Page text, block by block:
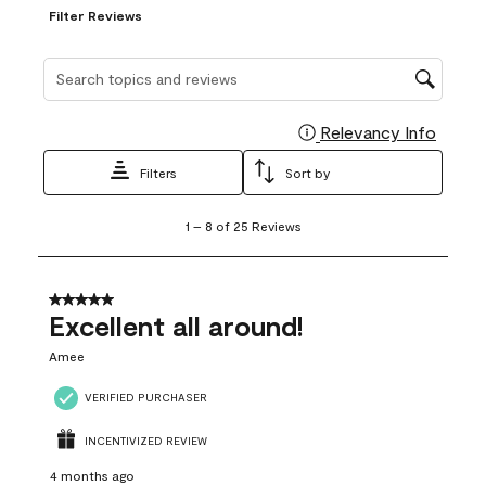
Filter Reviews
Relevancy Info
Filters Sort by
8
25
Reviews
1 – 8 of 25 Reviews
5 out of 5 stars.
Excellent all around!
Amee
VERIFIED PURCHASER
INCENTIVIZED REVIEW
4 months ago